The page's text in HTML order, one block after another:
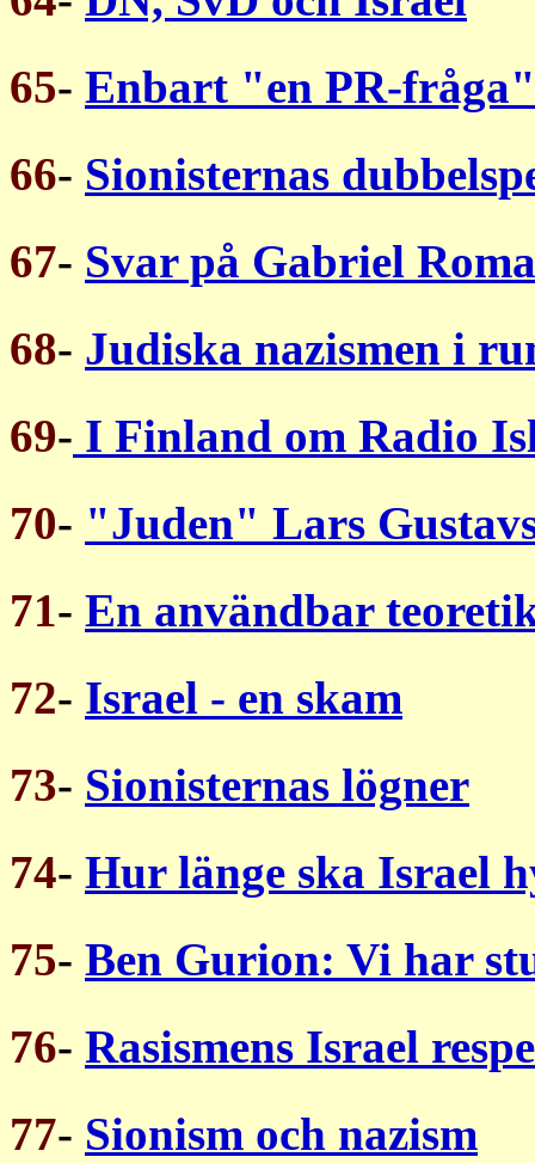
65- Enbart "en PR-
66- Sionisternas
67- Svar på Gabriel
68- Judiska nazismen i
69- I Finland om Radio
70- "Juden" Lars
71- En användbar
72- Israel - en skam
73- Sionisternas lögner
74- Hur länge ska Israel
75- Ben Gurion: Vi har
76- Rasismens Israel
77- Sionism och nazism